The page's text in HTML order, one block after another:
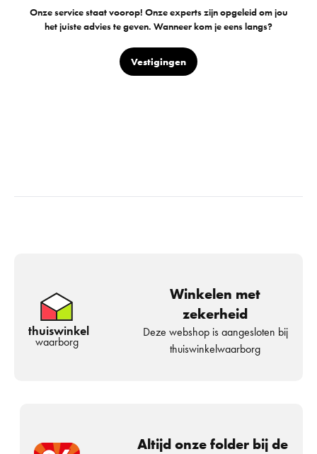
Onze service staat voorop! Onze experts zijn opgeleid om jou
het juiste advies te geven. Wanneer kom je eens langs?
Vestigingen
thuiswinkel
waarborg
Winkelen met
zekerheid
Deze webshop is aangesloten bij
thuiswinkelwaarborg
Altijd onze folder bij de